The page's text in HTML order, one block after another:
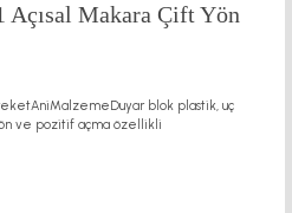
Makara Çift Yön
blok plastik, uç
ve pozitif açma özellikli